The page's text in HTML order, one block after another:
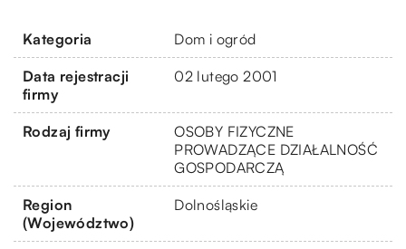
Kategoria Dom i ogród
Data rejestracji
firmy
02 lutego 2001
Rodzaj firmy
OSOBY FIZYCZNE
PROWADZĄCE DZIAŁALNOŚĆ
GOSPODARCZĄ
Region
(Województwo)
Dolnośląskie